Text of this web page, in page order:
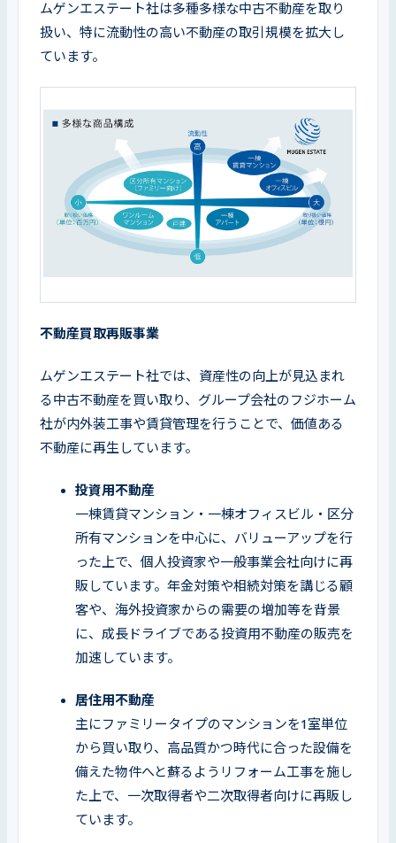
ムゲンエステート社は多種多様な中古不動産を取り
扱い、特に流動性の高い不動産の取引規模を拡大し
ています。
不動産買取再販事業
ムゲンエステート社では、資産性の向上が見込まれ
る中古不動産を買い取り、グループ会社のフジホーム
社が内外装工事や賃貸管理を行うことで、価値ある
不動産に再生しています。
投資用不動産
一棟賃貸マンション・一棟オフィスビル・区分
所有マンションを中心に、バリューアップを行
った上で、個人投資家や一般事業会社向けに再
販しています。年金対策や相続対策を講じる顧
客や、海外投資家からの需要の増加等を背景
に、成長ドライブである投資用不動産の販売を
加速しています。
居住用不動産
主にファミリータイプのマンションを1室単位
から買い取り、高品質かつ時代に合った設備を
備えた物件へと蘇るようリフォーム工事を施し
た上で、一次取得者や二次取得者向けに再販し
ています。